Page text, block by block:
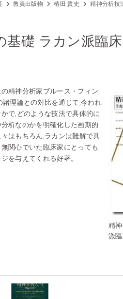
教員出版物 椿田 貴史 精神分析技
基礎 ラカン派臨
精
派
精神分析家ブルース・フィン
理論との対比を通じて,今われ
で,どのような技法で具体的に
析なのかを明確化した画期的
はもちろん,ラカンは難解で具
関心でいた臨床家にとっても,
を与えてくれる好著。